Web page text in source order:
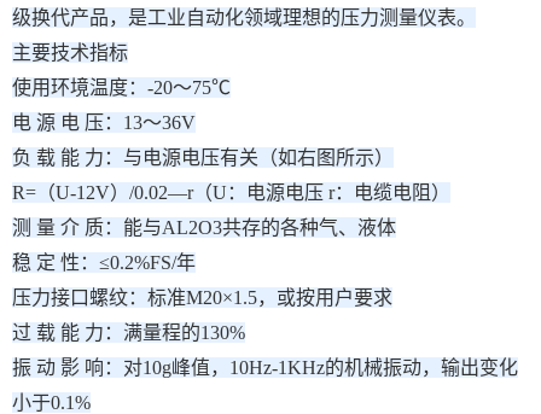
级换代产品，是工业自动化领域理想的压力测量仪表。
主要技术指标
使用环境温度：-20～75℃
电 源 电 压：13～36V
负 载 能 力：与电源电压有关（如右图所示）
R=（U-12V）/0.02—r（U：电源电压 r：电缆电阻）
测 量 介 质：能与AL2O3共存的各种气、液体
稳 定 性：≤0.2%FS/年
压力接口螺纹：标准M20×1.5，或按用户要求
过 载 能 力：满量程的130%
振 动 影 响：对10g峰值，10Hz-1KHz的机械振动，输出变化
小于0.1%